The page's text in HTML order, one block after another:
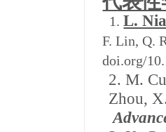
1.L.
F. Lin, Q.
doi.org/
2.M.
Zhou,